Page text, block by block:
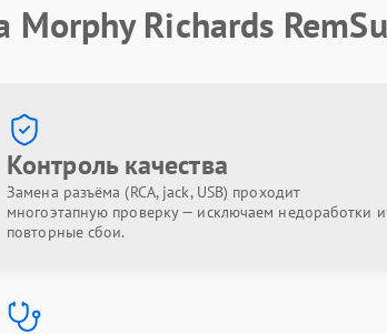
Morphy Richards
Контроль качества
Замена разъёма (RCA, jack, USB) проходит
многоэтапную проверку — исключаем недоработки и
повторные сбои.